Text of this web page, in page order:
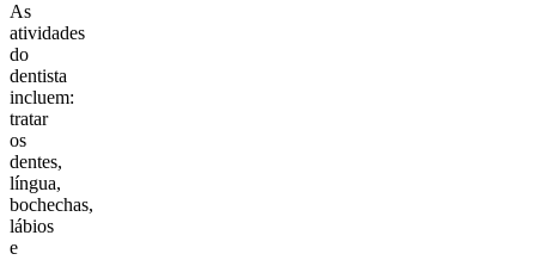
As
atividades
do
dentista
incluem:
tratar
os
dentes,
língua,
bochechas,
lábios
e